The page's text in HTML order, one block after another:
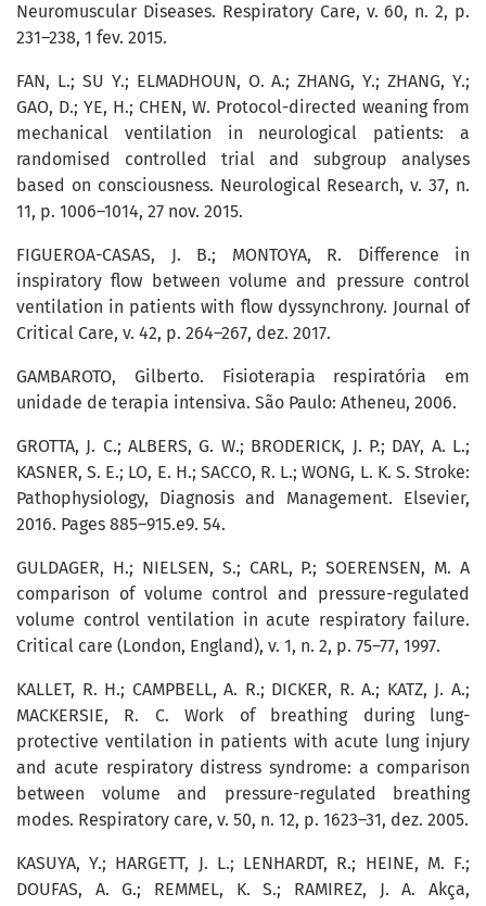
Neuromuscular Diseases. Respiratory Care, v. 60, n. 2, p.
231–238, 1 fev. 2015.
FAN, L.; SU Y.; ELMADHOUN, O. A.; ZHANG, Y.; ZHANG, Y.;
GAO, D.; YE, H.; CHEN, W. Protocol-directed weaning from
mechanical ventilation in neurological patients: a
randomised controlled trial and subgroup analyses
based on consciousness. Neurological Research, v. 37, n.
11, p. 1006–1014, 27 nov. 2015.
FIGUEROA-CASAS, J. B.; MONTOYA, R. Difference in
inspiratory flow between volume and pressure control
ventilation in patients with flow dyssynchrony. Journal of
Critical Care, v. 42, p. 264–267, dez. 2017.
GAMBAROTO, Gilberto. Fisioterapia respiratória em
unidade de terapia intensiva. São Paulo: Atheneu, 2006.
GROTTA, J. C.; ALBERS, G. W.; BRODERICK, J. P.; DAY, A. L.;
KASNER, S. E.; LO, E. H.; SACCO, R. L.; WONG, L. K. S. Stroke:
Pathophysiology, Diagnosis and Management. Elsevier,
2016. Pages 885–915.e9. 54.
GULDAGER, H.; NIELSEN, S.; CARL, P.; SOERENSEN, M. A
comparison of volume control and pressure-regulated
volume control ventilation in acute respiratory failure.
Critical care (London, England), v. 1, n. 2, p. 75–77, 1997.
KALLET, R. H.; CAMPBELL, A. R.; DICKER, R. A.; KATZ, J. A.;
MACKERSIE, R. C. Work of breathing during lung-
protective ventilation in patients with acute lung injury
and acute respiratory distress syndrome: a comparison
between volume and pressure-regulated breathing
modes. Respiratory care, v. 50, n. 12, p. 1623–31, dez. 2005.
KASUYA, Y.; HARGETT, J. L.; LENHARDT, R.; HEINE, M. F.;
DOUFAS, A. G.; REMMEL, K. S.; RAMIREZ, J. A. Akça,